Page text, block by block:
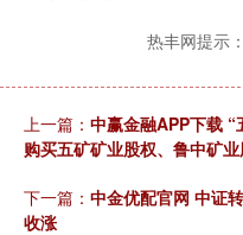
热丰网提示
上一篇： 中赢金融APP下载
购买五矿矿业股权、鲁中矿业
下一篇： 中金优配官网 中证
收涨